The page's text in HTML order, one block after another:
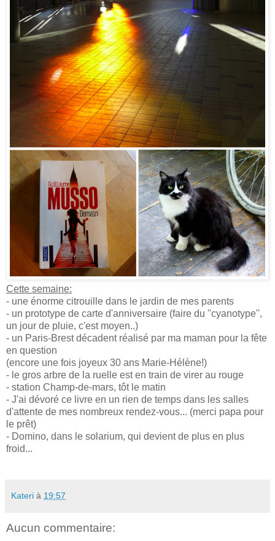
Cette semaine:
- une énorme citrouille dans le jardin de mes parents
- un prototype de carte d'anniversaire (faire du ''cyanotype'',
un jour de pluie, c'est moyen..)
- un Paris-Brest décadent réalisé par ma maman pour la fête
en question
(encore une fois joyeux 30 ans Marie-Hélène!)
- le gros arbre de la ruelle est en train de virer au rouge
- station Champ-de-mars, tôt le matin
- J'ai dévoré ce livre en un rien de temps dans les salles
d'attente de mes nombreux rendez-vous... (merci papa pour
le prêt)
- Domino, dans le solarium, qui devient de plus en plus
froid...
Kateri à 19:57
Aucun commentaire: